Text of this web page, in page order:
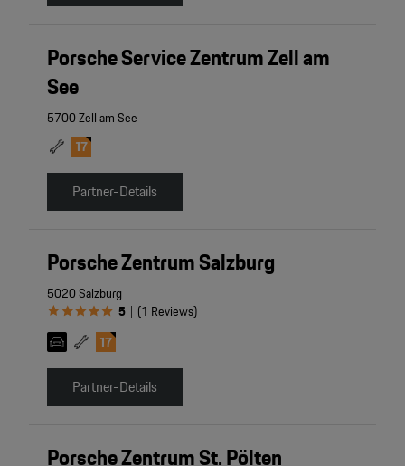
Porsche Service Zentrum Zell am
See
5700 Zell am See
Partner-Details
Porsche Zentrum Salzburg
5020 Salzburg
5 | (1 Reviews)
Partner-Details
Porsche Zentrum St. Pölten